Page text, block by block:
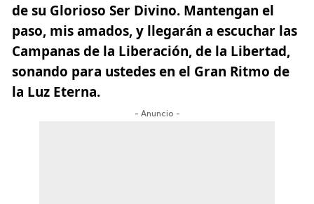
de su Glorioso Ser Divino. Mantengan el
paso, mis amados, y llegarán a escuchar las
Campanas de la Liberación, de la Libertad,
sonando para ustedes en el Gran Ritmo de
la Luz Eterna.
- Anuncio -